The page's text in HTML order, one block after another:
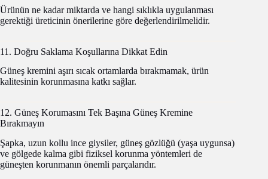
Ürünün ne kadar miktarda ve hangi sıklıkla uygulanması
gerektiği üreticinin önerilerine göre değerlendirilmelidir.
11. Doğru Saklama Koşullarına Dikkat Edin
Güneş kremini aşırı sıcak ortamlarda bırakmamak, ürün
kalitesinin korunmasına katkı sağlar.
12. Güneş Korumasını Tek Başına Güneş Kremine
Bırakmayın
Şapka, uzun kollu ince giysiler, güneş gözlüğü (yaşa uygunsa)
ve gölgede kalma gibi fiziksel korunma yöntemleri de
güneşten korunmanın önemli parçalarıdır.